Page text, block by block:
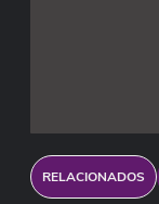
RELACIONADOS